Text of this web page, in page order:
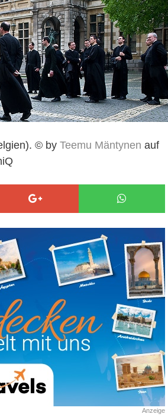
© by Teemu Mäntynen auf
Anzeige